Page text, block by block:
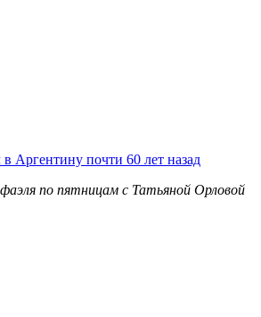
Аргентину почти 60 лет назад
по пятницам с Татьяной Орловой